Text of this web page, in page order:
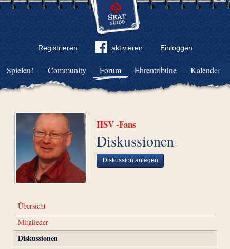
Registrieren aktivieren Einloggen
Community Forum Ehrentribüne Kalender
Spielen!
HSV -Fans
Diskussionen
Diskussion anlegen
Übersicht
Mitglieder
Diskussionen